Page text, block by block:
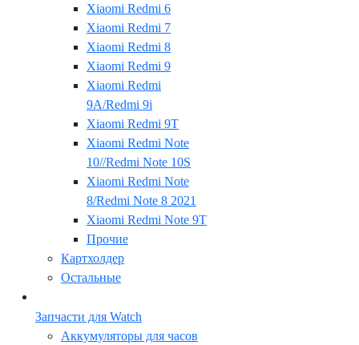
Xiaomi Redmi 6
Xiaomi Redmi 7
Xiaomi Redmi 8
Xiaomi Redmi 9
Xiaomi Redmi
9A/Redmi 9i
Xiaomi Redmi 9T
Xiaomi Redmi Note
10//Redmi Note 10S
Xiaomi Redmi Note
8/Redmi Note 8 2021
Xiaomi Redmi Note 9T
Прочие
Картхолдер
Остальные
Запчасти для Watch
Аккумуляторы для часов